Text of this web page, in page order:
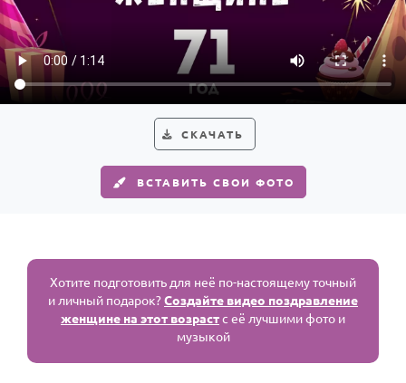
СКАЧАТЬ
ВСТАВИТЬ СВОИ ФОТО
Хотите подготовить для неё по-настоящему точный
и личный подарок?Создайте видео поздравление
женщине на этот возрастс её лучшими фото и
музыкой